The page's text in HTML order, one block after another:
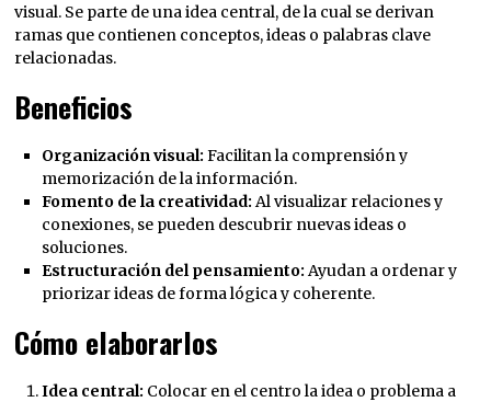
visual. Se parte de una idea central, de la cual se derivan
ramas que contienen conceptos, ideas o palabras clave
relacionadas.
Beneficios
Organización visual: Facilitan la comprensión y
memorización de la información.
Fomento de la creatividad: Al visualizar relaciones y
conexiones, se pueden descubrir nuevas ideas o
soluciones.
Estructuración del pensamiento: Ayudan a ordenar y
priorizar ideas de forma lógica y coherente.
Cómo elaborarlos
Idea central: Colocar en el centro la idea o problema a